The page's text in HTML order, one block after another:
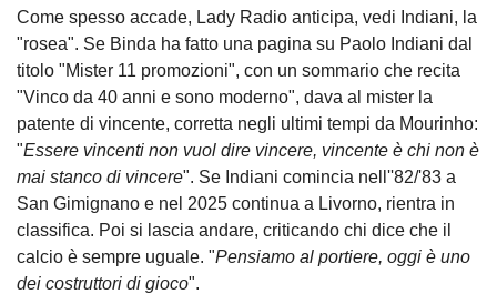
Come spesso accade, Lady Radio anticipa, vedi Indiani, la
"rosea". Se Binda ha fatto una pagina su Paolo Indiani dal
titolo "Mister 11 promozioni", con un sommario che recita
"Vinco da 40 anni e sono moderno", dava al mister la
patente di vincente, corretta negli ultimi tempi da Mourinho:
"Essere vincenti non vuol dire vincere, vincente è chi non è
mai stanco di vincere". Se Indiani comincia nell''82/'83 a
San Gimignano e nel 2025 continua a Livorno, rientra in
classifica. Poi si lascia andare, criticando chi dice che il
calcio è sempre uguale. "Pensiamo al portiere, oggi è uno
dei costruttori di gioco".